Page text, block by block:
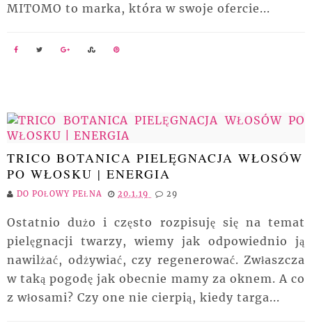
MITOMO to marka, która w swoje ofercie...
TRICO BOTANICA PIELĘGNACJA WŁOSÓW
PO WŁOSKU | ENERGIA
DO POŁOWY PEŁNA 20.1.19 29
Ostatnio dużo i często rozpisuję się na temat
pielęgnacji twarzy, wiemy jak odpowiednio ją
nawilżać, odżywiać, czy regenerować. Zwłaszcza
w taką pogodę jak obecnie mamy za oknem. A co
z włosami? Czy one nie cierpią, kiedy targa...